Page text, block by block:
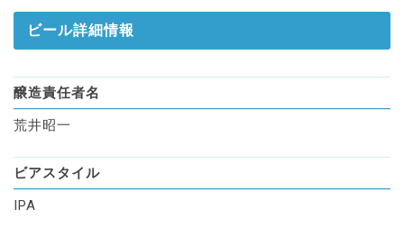
ビール詳細情報
醸造責任者名
荒井昭一
ビアスタイル
IPA